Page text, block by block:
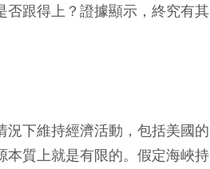
否跟得上？證據顯示，終究有其
況下維持經濟活動，包括美國的
本質上就是有限的。假定海峽持